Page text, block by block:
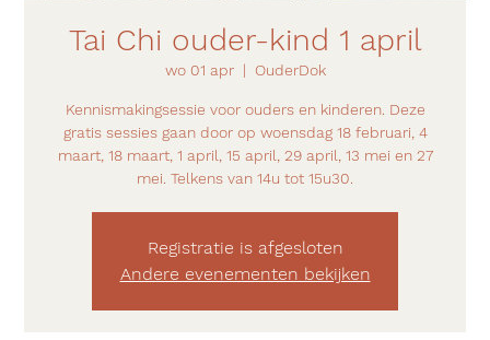
Tai Chi ouder-kind 1 april
wo 01 apr
  |
OuderDok
Kennismakingsessie voor ouders en kinderen. Deze
gratis sessies gaan door op woensdag 18 februari, 4
maart, 18 maart, 1 april, 15 april, 29 april, 13 mei en 27
mei. Telkens van 14u tot 15u30.
Registratie is afgesloten
Andere evenementen bekijken